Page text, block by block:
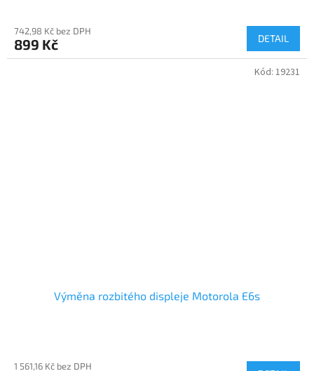
742,98 Kč bez DPH
899 Kč DETAIL
Výměna rozbitého displeje Motorola E6s
1 561,16 Kč bez DPH
Kód: 19231